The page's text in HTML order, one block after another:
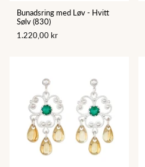
Bunadsring med Løv - Hvitt
Sølv (830)
1.220,00 kr